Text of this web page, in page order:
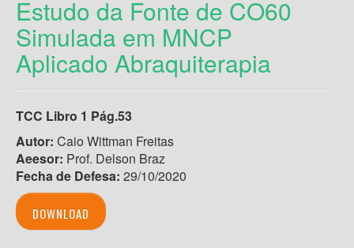
Estudo da Fonte de CO60
Simulada em MNCP
Aplicado Abraquiterapia
TCC Libro 1 Pág.53
Autor: Caio Wittman Freitas
Aeesor: Prof. Delson Braz
Fecha de Defesa: 29/10/2020
DOWNLOAD